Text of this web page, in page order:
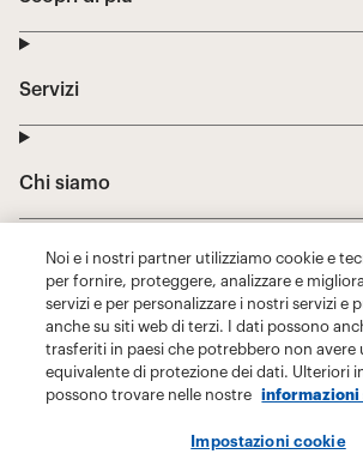
Noi e i nostri partner utilizziamo cookie e
per fornire, proteggere, analizzare e
servizi e per personalizzare i nostri servizi e
anche su siti web di terzi. I dati possono
trasferiti in paesi che potrebbero non avere
equivalente di protezione dei dati. Ulteriori
possono trovare nelle nostre
informazioni
Impostazioni cookie